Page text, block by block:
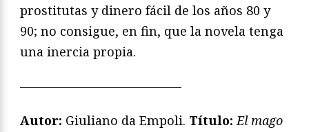
prostitutas y dinero fácil de los años 80 y
90; no consigue, en fin, que la novela tenga
una inercia propia.
—————————————
Autor: Giuliano da Empoli. Título:El mago